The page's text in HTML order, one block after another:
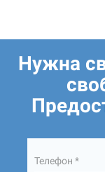
Нужна
Телефон *